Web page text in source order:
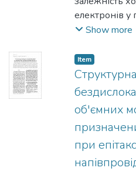
електронів у
оловом, в
рухливості є
носіїв на
рамках
пояснені
наведено
розподілі
об'єму зразка.
Show more
Item
об'ємних
при